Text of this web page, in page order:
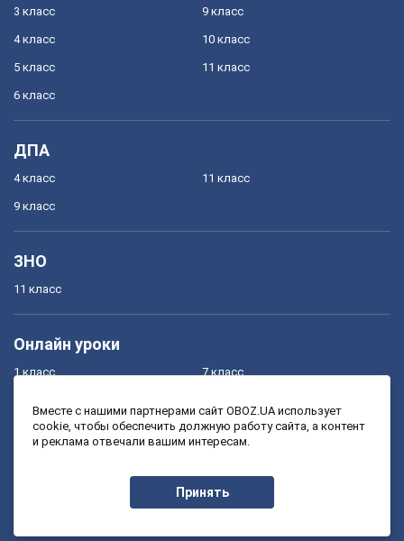
3 класс
4 класс
5 класс
6 класс
9 класс
10 класс
11 класс
ДПА
4 класс
9 класс
11 класс
ЗНО
11 класс
Онлайн уроки
1 класс
3 класс
7 класс
9 класс
Вместе с нашими партнерами сайт OBOZ.UA использует
cookie, чтобы обеспечить должную работу сайта, а контент
и реклама отвечали вашим интересам.
Принять